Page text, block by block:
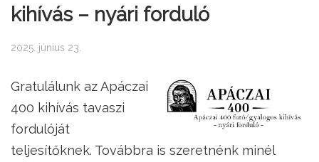
kihívás – nyári forduló
2025. június 23.
Gratulálunk az Apáczai
400 kihívás tavaszi
fordulóját
teljesítőknek. Továbbra is szeretnénk minél